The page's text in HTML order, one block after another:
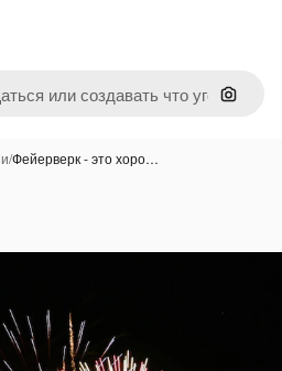
Поиск
/Фейерверк - это хоро…